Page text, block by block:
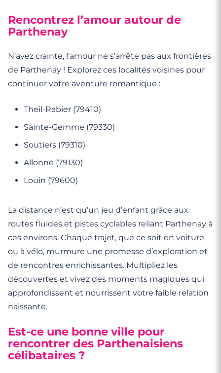
Rencontrez l’amour autour de
Parthenay
N’ayez crainte, l’amour ne s’arrête pas aux frontières
de Parthenay ! Explorez ces localités voisines pour
continuer votre aventure romantique :
Theil-Rabier (79410)
Sainte-Gemme (79330)
Soutiers (79310)
Allonne (79130)
Louin (79600)
La distance n’est qu’un jeu d’enfant grâce aux
routes fluides et pistes cyclables reliant Parthenay à
ces environs. Chaque trajet, que ce soit en voiture
ou à vélo, murmure une promesse d’exploration et
de rencontres enrichissantes. Multipliez les
découvertes et vivez des moments magiques qui
approfondissent et nourrissent votre faible relation
naissante.
Est-ce une bonne ville pour
rencontrer des Parthenaisiens
célibataires ?